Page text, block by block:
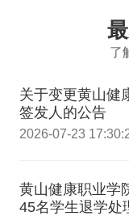
了
关于变更黄山健
签发人的公告
2026-07-23
黄山健康职业学
45名学生退学处